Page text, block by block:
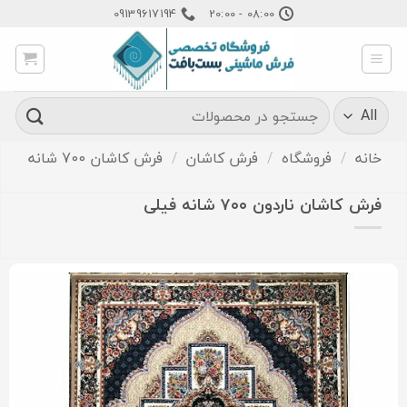
content
08:00 - 20:00
09139617194
جستجو
برای:
خانه / فروشگاه / فرش کاشان / فرش کاشان 700 شانه
فرش کاشان ناردون ۷۰۰ شانه فیلی